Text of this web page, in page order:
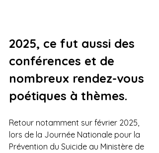
2025, ce fut aussi des
conférences et de
nombreux rendez-vous
poétiques à thèmes.
Retour notamment sur février 2025,
lors de la Journée Nationale pour la
Prévention du Suicide au Ministère de